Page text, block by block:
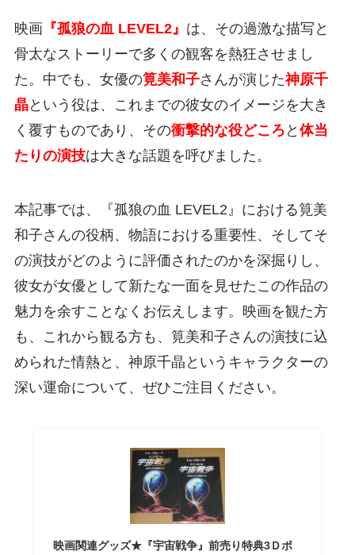
映画 『孤狼の血 LEVEL2』 は、その過激な描写と
骨太なストーリーで多くの観客を熱狂させまし
た。中でも、女優の筧美和子さんが演じた神原千
晶という役は、これまでの彼女のイメージを大き
く覆すものであり、その衝撃的な役どころ と 体当
たりの演技は大きな話題を呼びました。
本記事では、『孤狼の血 LEVEL2』における筧美
和子さんの役柄、物語における重要性、そしてそ
の演技がどのように評価されたのかを深掘りし、
彼女が女優として新たな一面を見せたこの作品の
魅力を余すことなくお伝えします。映画を観た方
も、これから観る方も、筧美和子さんの演技に込
められた情熱と、神原千晶というキャラクターの
深い運命について、ぜひご注目ください。
映画関連グッズ★『宇宙戦争』前売り特典3Ｄポ